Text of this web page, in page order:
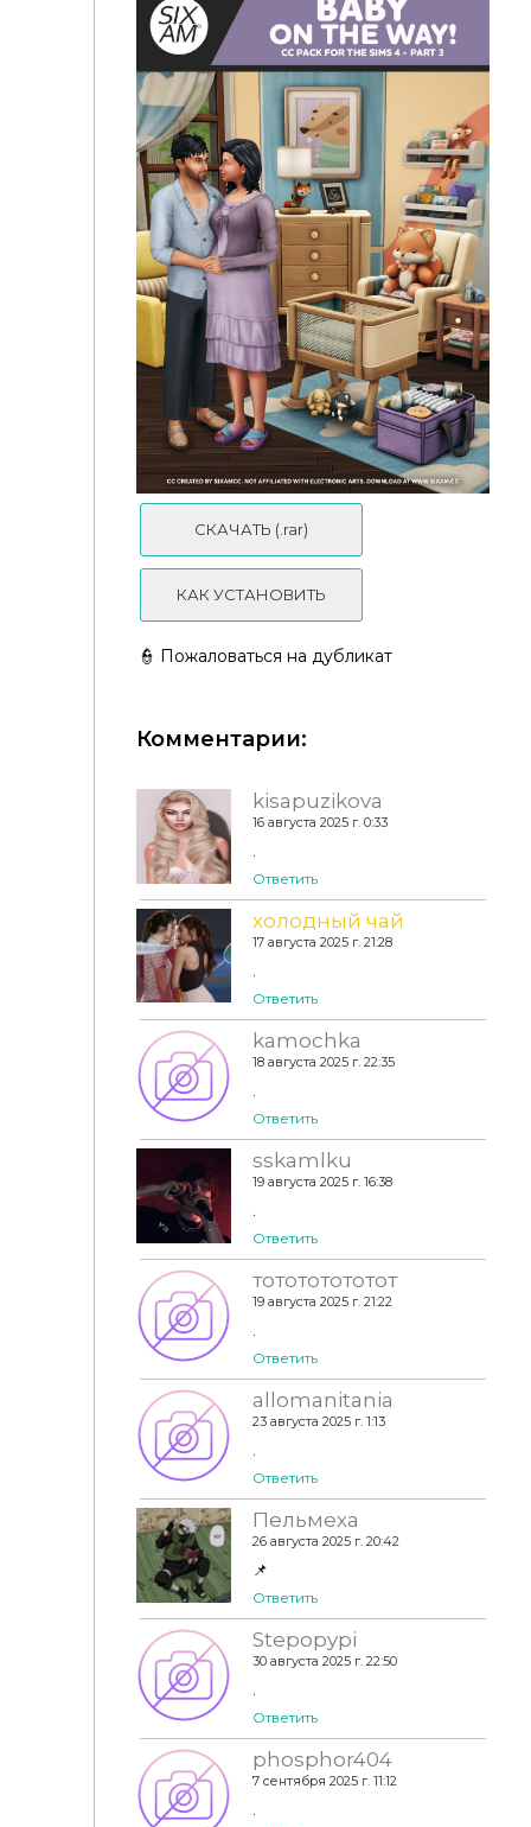
🐰Мебель в детскую - Classic Nursery
Sixam - Baby on the Way Part 3 - The Nursery is
Ready
СКАЧАТЬ (.rar)
КАК УСТАНОВИТЬ
👮 Пожаловаться на дубликат
Комментарии:
kisapuzikova
16 августа 2025 г. 0:33
.
Ответить
холодный чай
17 августа 2025 г. 21:28
.
Ответить
kamochka
18 августа 2025 г. 22:35
.
Ответить
sskamlku
19 августа 2025 г. 16:38
.
Ответить
тотототототот
19 августа 2025 г. 21:22
.
Ответить
allomanitania
23 августа 2025 г. 1:13
.
Ответить
Пельмеха
26 августа 2025 г. 20:42
📌
Ответить
Stepopypi
30 августа 2025 г. 22:50
.
Ответить
phosphor404
7 сентября 2025 г. 11:12
.